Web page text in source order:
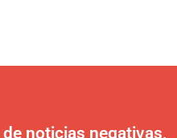
noticias negativas,